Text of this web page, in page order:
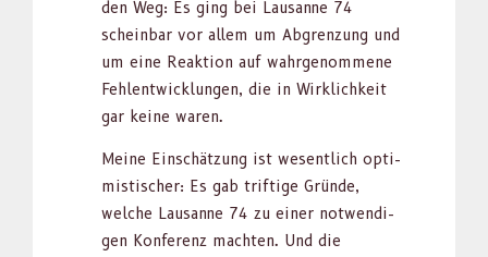
den Weg: Es ging bei Lau­sanne 74
schein­bar vor allem um Abgren­zung und
um eine Reak­tion auf wahrgenommene
Fehlen­twick­lun­gen, die in Wirk­lichkeit
gar keine waren.
Meine Ein­schätzung ist wesentlich opti­
mistis­ch­er: Es gab triftige Gründe,
welche Lau­sanne 74 zu ein­er notwendi­
gen Kon­ferenz macht­en. Und die